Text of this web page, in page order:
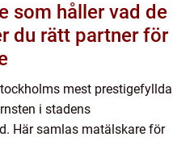
som håller vad de
mest prestigefyllda
i stadens
Här samlas matälskare för